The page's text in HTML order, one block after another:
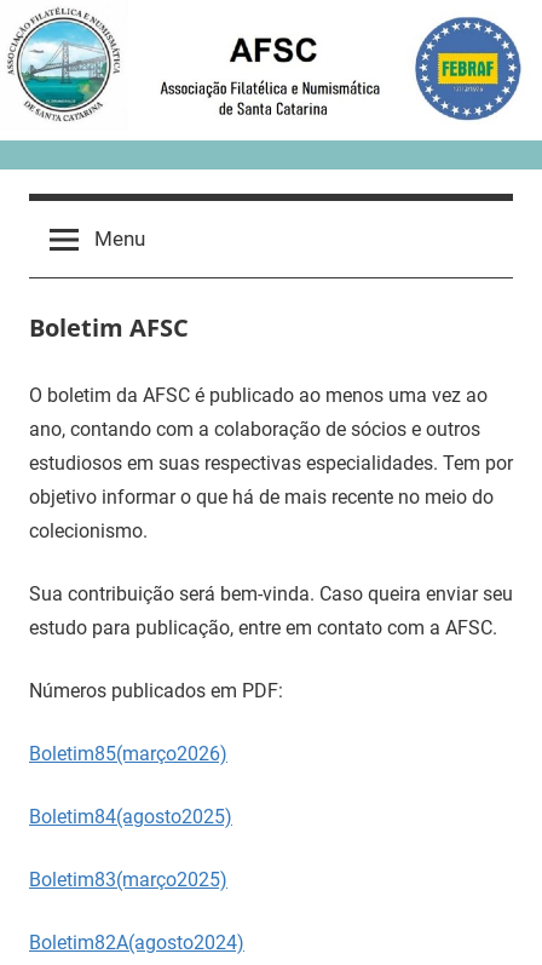
Skip
to
content
Menu
Boletim AFSC
O boletim da AFSC é publicado ao menos uma vez ao
ano, contando com a colaboração de sócios e outros
estudiosos em suas respectivas especialidades. Tem por
objetivo informar o que há de mais recente no meio do
colecionismo.
Sua contribuição será bem-vinda. Caso queira enviar seu
estudo para publicação, entre em contato com a AFSC.
Números publicados em PDF:
Boletim85(março2026)
Boletim84(agosto2025)
Boletim83(março2025)
Boletim82A(agosto2024)